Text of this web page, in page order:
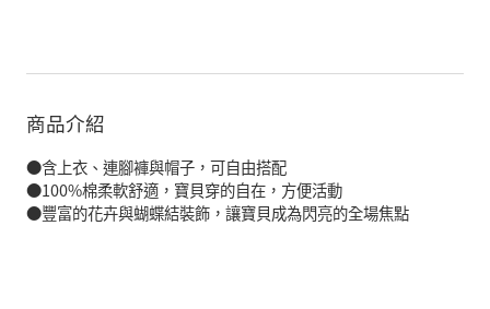
商品介紹
●含上衣、連腳褲與帽子，可自由搭配
●100%棉柔軟舒適，寶貝穿的自在，方便活動
●豐富的花卉與蝴蝶結裝飾，讓寶貝成為閃亮的全場焦點